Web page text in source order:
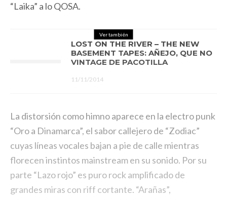
“Laika” a lo QOSA.
Ver también
LOST ON THE RIVER – THE NEW
BASEMENT TAPES: AÑEJO, QUE NO
VINTAGE DE PACOTILLA
11/11/2014
La distorsión como himno aparece en la electro punk
“Oro a Dinamarca”, el sabor callejero de “Zodiac”
cuyas líneas vocales bajan a pie de calle mientras
florecen instintos mainstream en su sonido. Por su
parte “Lazo rojo” es puro rock amplificado de
grandes miras con riff cortante. “Arañas”,